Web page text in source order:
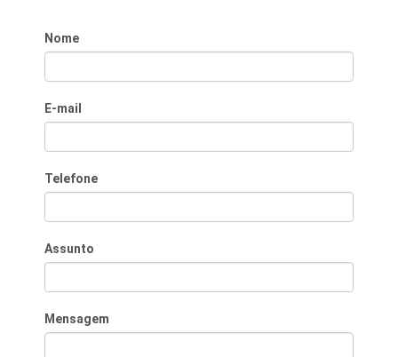
Nome
E-mail
Telefone
Assunto
Mensagem